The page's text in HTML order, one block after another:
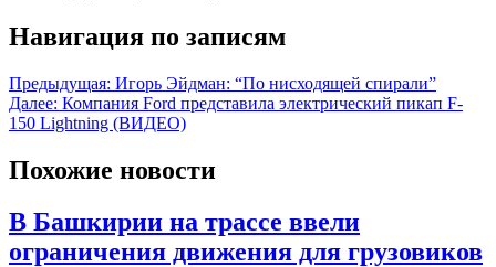
Навигация по записям
Предыдущая: Игорь Эйдман: “По нисходящей спирали”
Далее: Компания Ford представила электрический пикап F-
150 Lightning (ВИДЕО)
Похожие новости
В Башкирии на трассе ввели
ограничения движения для грузовиков